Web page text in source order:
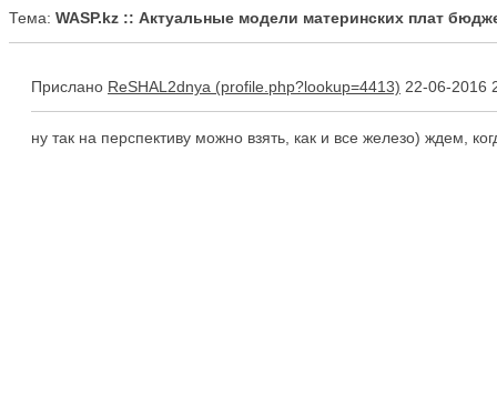
Тема: WASP.kz :: Актуальные модели материнских плат
Прислано ReSHAL2dnya 22-06-2016
ну так на перспективу можно взять, как и все железо) ждем,